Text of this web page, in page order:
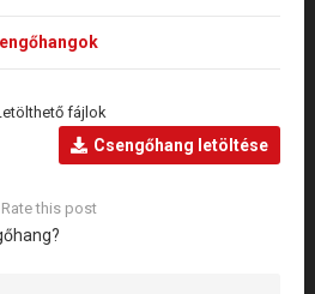
fájlok
Csengőhang letöltése
Rate this post